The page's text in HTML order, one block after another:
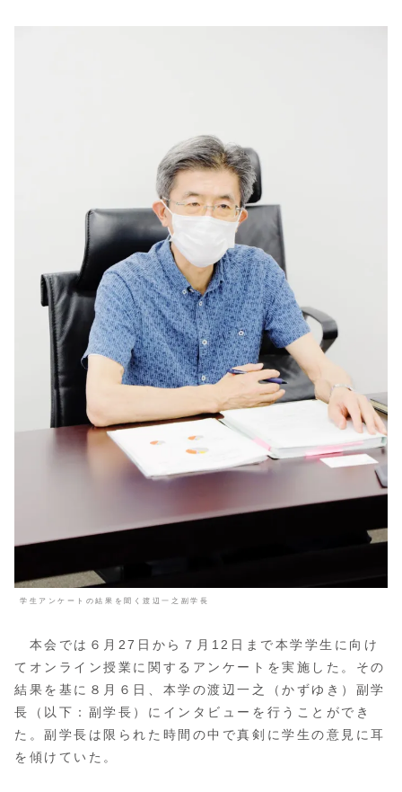
学生アンケートの結果を聞く渡辺一之副学長
本会では６月27日から７月12日まで本学学生に向け
てオンライン授業に関するアンケートを実施した。その
結果を基に８月６日、本学の渡辺一之（かずゆき）副学
長（以下：副学長）にインタビューを行うことができ
た。副学長は限られた時間の中で真剣に学生の意見に耳
を傾けていた。